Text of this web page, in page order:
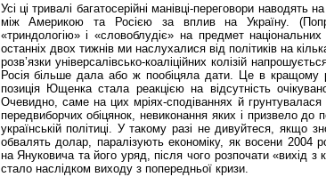
Усі ці тривалі багатосерійні манівці-переговори наводять
між Америкою та Росією за вплив на Україну.
«триндологію» і «словоблудіє» на предмет
останніх двох тижнів ми наслухалися від політиків на
розв’язки універсалівсько-коаліційних колізій
Росія більше дала або ж пообіцяла дати. Це в кращому
позиція Ющенка стала реакцією на відсутність
Очевидно, саме на цих мріях-сподіваннях й грунтувалася
передвиборчих обіцянок, невиконання яких і призвело до
українській політиці. У такому разі не дивуйтеся, якщо
обвалять долар, паралізують економіку, як восени 2004
на Януковича та його уряд, після чого розпочати «вихід з
стало наслідком виходу з попередньої кризи.